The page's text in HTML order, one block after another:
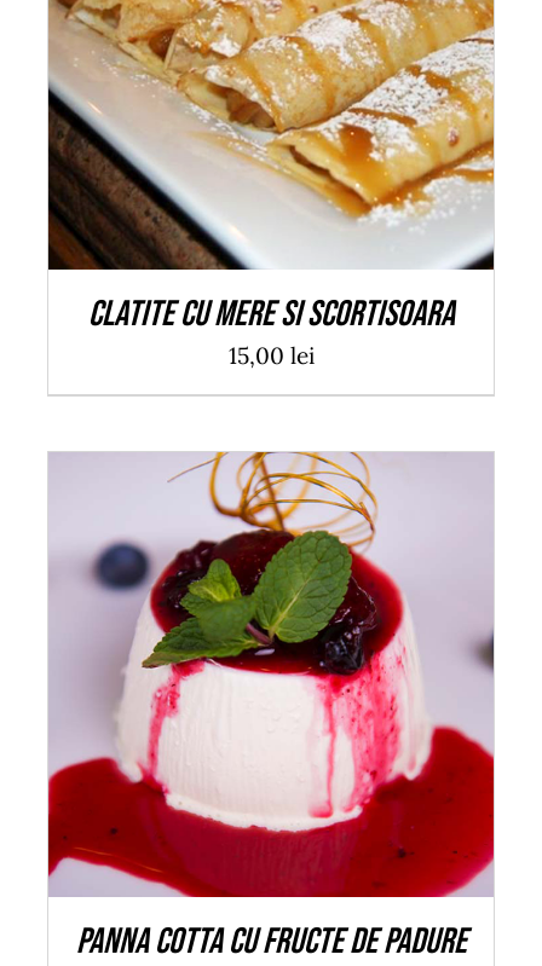
ADAUGĂ ÎN COȘ / DETALII
Clatite cu mere si scortisoara
15,00 lei
ADAUGĂ ÎN COȘ / DETALII
Panna cotta cu fructe de padure